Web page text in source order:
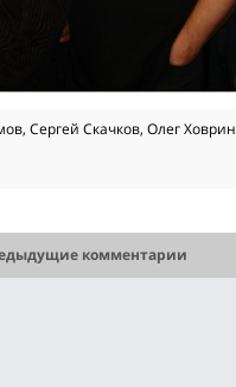
Сергей Скачков, Олег Ховрин
комментарии